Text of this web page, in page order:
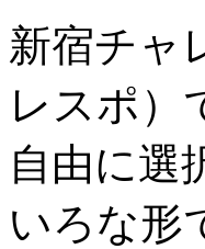
新宿チャ
レスポ）
自由に選
いろな形